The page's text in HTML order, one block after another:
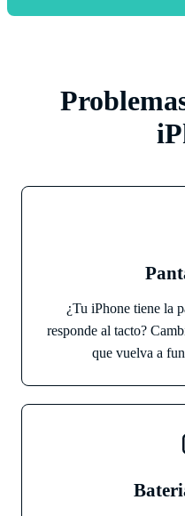
¿Tu iPhone tiene la
responde al tacto?
que vuelva a